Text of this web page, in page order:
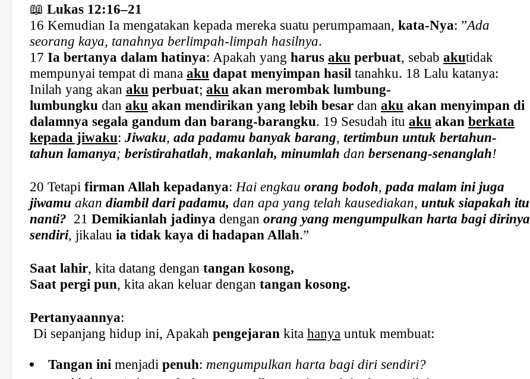
📖 Lukas 12:16–21
16 Kemudian Ia mengatakan kepada mereka suatu perumpamaan, kata-Nya: ”Ada
seorang kaya, tanahnya berlimpah-limpah hasilnya.
17 Ia bertanya dalam hatinya: Apakah yang harus aku perbuat, sebab akutidak
mempunyai tempat di mana aku dapat menyimpan hasil tanahku. 18 Lalu katanya:
Inilah yang akan aku perbuat; aku akan merombak lumbung-
lumbungku dan aku akan mendirikan yang lebih besar dan aku akan menyimpan di
dalamnya segala gandum dan barang-barangku. 19 Sesudah itu aku akan berkata
kepada jiwaku: Jiwaku, ada padamu banyak barang, tertimbun untuk bertahun-
tahun lamanya; beristirahatlah, makanlah, minumlah dan bersenang-senanglah!
20 Tetapi firman Allah kepadanya: Hai engkau orang bodoh, pada malam ini juga
jiwamu akan diambil dari padamu, dan apa yang telah kausediakan, untuk siapakah itu
nanti? 21 Demikianlah jadinya dengan orang yang mengumpulkan harta bagi dirinya
sendiri, jikalau ia tidak kaya di hadapan Allah.”
Saat lahir, kita datang dengan tangan kosong,
Saat pergi pun, kita akan keluar dengan tangan kosong.
Pertanyaannya:
Di sepanjang hidup ini, Apakah pengejaran kita hanya untuk membuat:
Tangan inimenjadi penuh: mengumpulkan harta bagi diri sendiri?